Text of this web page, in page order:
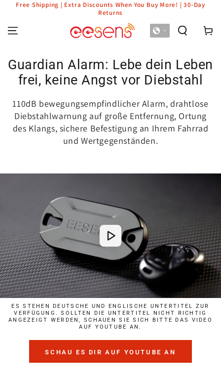
SKIP TO CONTENT
Free Shipping | Extra Discounts When You Buy More! | 30-Day
Returns
Cart
Guardian Alarm: Lebe dein Leben
frei, keine Angst vor Diebstahl
110dB bewegungsempfindlicher Alarm, drahtlose
Diebstahlwarnung auf große Entfernung, Ortung
des Klangs, sichere Befestigung an Ihrem Fahrrad
und Wertgegenständen.
ES STEHEN DEUTSCHE UND ENGLISCHE UNTERTITEL ZUR
VERFÜGUNG. SOLLTEN DIE UNTERTITEL NICHT RICHTIG
ANGEZEIGT WERDEN, SCHAUEN SIE SICH BITTE DAS VIDEO
AUF YOUTUBE AN.
SCHAU ES DIR AUF YOUTUBE AN